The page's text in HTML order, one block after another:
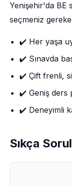
Yenişehir'da BE
seçmeniz
✔️ Her yaşa
✔️ Sınavda
✔️ Çift frenli,
✔️ Geniş ders
✔️ Deneyimli
Sıkça